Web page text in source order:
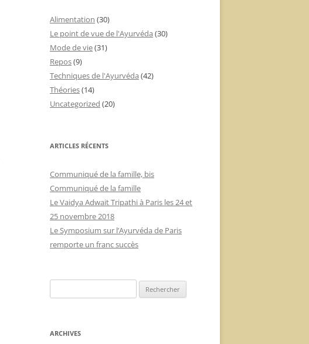
Alimentation (30)
Le point de vue de l'Ayurvéda (30)
Mode de vie(31)
Repos(9)
Techniques de l'Ayurvéda (42)
Théories(14)
Uncategorized (20)
ARTICLES RÉCENTS
Communiqué de la famille, bis
Communiqué de la famille
Le Vaidya Adwait Tripathi à Paris les 24 et
25 novembre 2018
Le Symposium sur l’Ayurvéda de Paris
remporte un franc succès
ARCHIVES